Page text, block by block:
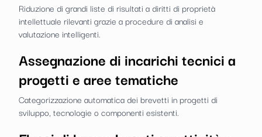
Riduzione di grandi liste di risultati a diritti di proprietà
intellettuale rilevanti grazie a procedure di analisi e
valutazione intelligenti.
Assegnazione di incarichi tecnici a
progetti e aree tematiche
Categorizzazione automatica dei brevetti in progetti di
sviluppo, tecnologie o componenti esistenti.